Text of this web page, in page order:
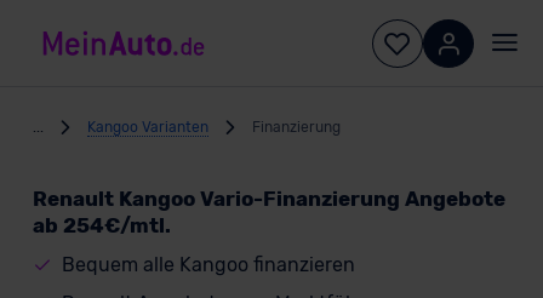
Kangoo Varianten Finanzierung
Renault Kangoo Vario-Finanzierung Angebote
ab 254€/mtl.
Bequem alle Kangoo finanzieren